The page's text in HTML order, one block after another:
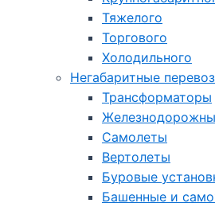
Тяжелого
Торгового
Холодильного
Негабаритные
Трансформаторы
Самолеты
Вертолеты
Буровые
Башенные и